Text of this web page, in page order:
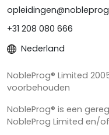
+31 208 080 666
Nederland
NobleProg® Limited
voorbehouden
NobleProg® is een
NobleProg Limited en/